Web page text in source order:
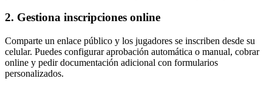
2. Gestiona inscripciones online
Comparte un enlace público y los jugadores se inscriben desde su
celular. Puedes configurar aprobación automática o manual, cobrar
online y pedir documentación adicional con formularios
personalizados.